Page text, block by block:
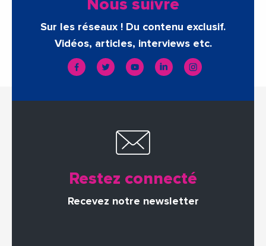
Nous suivre
Sur les réseaux ! Du contenu exclusif.
Vidéos, articles, interviews etc.
Restez connecté
Recevez notre newsletter